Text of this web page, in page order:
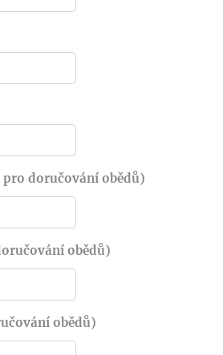
pro doručování obědů)
obědů)
obědů)